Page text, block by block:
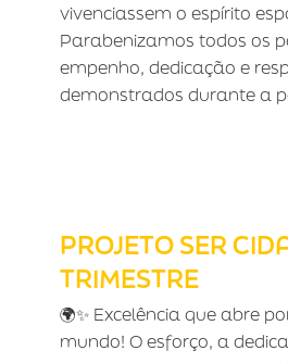
vivenciassem o espírito
Parabenizamos todos os
empenho, dedicação e
demonstrados durante a
PROJETO SER
TRIMESTRE
🌍✨ Excelência que abre
mundo! O esforço, a